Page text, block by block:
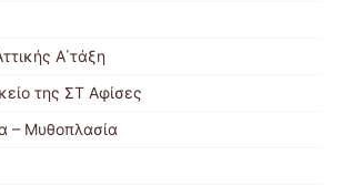
Α΄τάξη
της ΣΤ Αφίσες
– Μυθοπλασία